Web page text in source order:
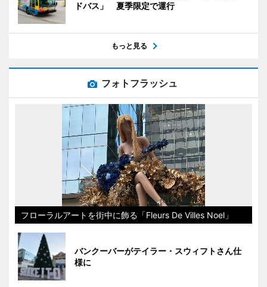
ドバス」 夏季限定で運行
もっと見る
フォトフラッシュ
フローラルアートを街中に飾る「Fleurs De Villes Noel」
バンクーバーがテイラー・スウィフトさん仕
様に